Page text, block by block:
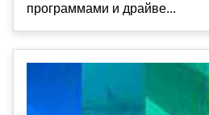
программами и драйве...